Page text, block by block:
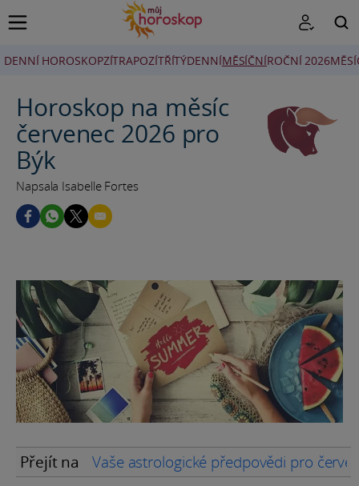
DENNÍ HOROSKOPZÍTRAPOZÍTŘÍTÝDENNÍMĚSÍČNÍROČNÍ 2026
Horoskop na měsíc
červenec 2026 pro
Býk
Napsala Isabelle Fortes
Přejít na Vaše astrologické předpovědi pro